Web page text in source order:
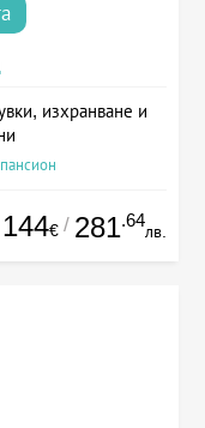
изхранване и
144€ / 281.64
лв.